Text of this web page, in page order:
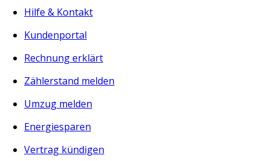
Hilfe & Kontakt
Kundenportal
Rechnung erklärt
Zählerstand melden
Umzug melden
Energiesparen
Vertrag kündigen